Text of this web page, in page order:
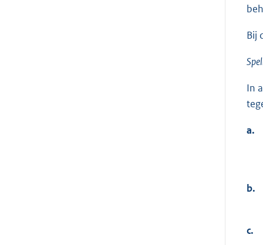
Bij
In
a.
b.
c.